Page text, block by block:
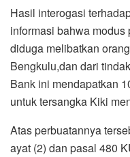
Hasil interogasi
informasi bahwa
diduga melibatkan
Bengkulu,dan dari
Bank ini mendapatkan
untuk tersangka Kiki
Atas perbuatannya
ayat (2) dan pasal 480